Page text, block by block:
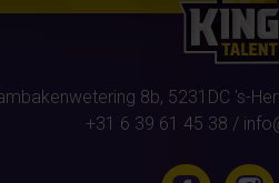
8b, 5231DC 's-
+31 6 39 61 45 38 /